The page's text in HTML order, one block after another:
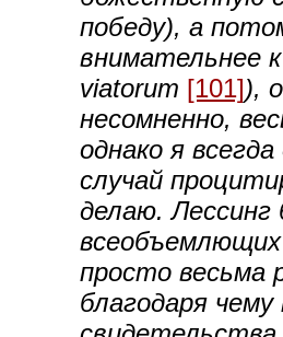
победу), а
внимательнее
viatorum [101]),
несомненно,
однако я
случай
делаю.
просто весьма
благодаря